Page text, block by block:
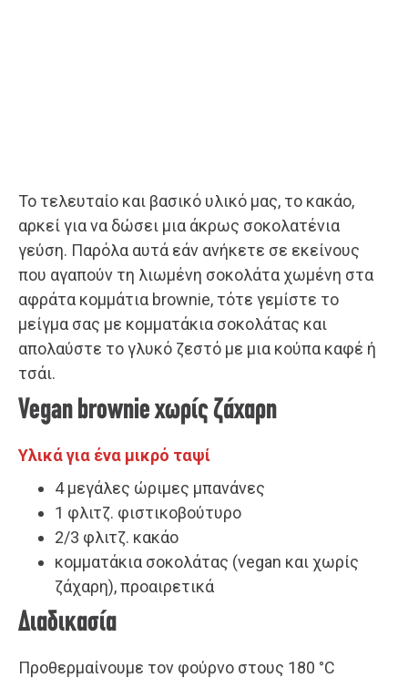
Το τελευταίο και βασικό υλικό μας, το κακάο,
αρκεί για να δώσει μια άκρως σοκολατένια
γεύση. Παρόλα αυτά εάν ανήκετε σε εκείνους
που αγαπούν τη λιωμένη σοκολάτα χωμένη στα
αφράτα κομμάτια brownie, τότε γεμίστε το
μείγμα σας με κομματάκια σοκολάτας και
απολαύστε το γλυκό ζεστό με μια κούπα καφέ ή
τσάι.
Vegan brownie χωρίς ζάχαρη
Υλικά για ένα μικρό ταψί
4 μεγάλες ώριμες μπανάνες
1 φλιτζ. φιστικοβούτυρο
2/3 φλιτζ. κακάο
κομματάκια σοκολάτας (vegan και χωρίς
ζάχαρη), προαιρετικά
Διαδικασία
Προθερμαίνουμε τον φούρνο στους 180 °C